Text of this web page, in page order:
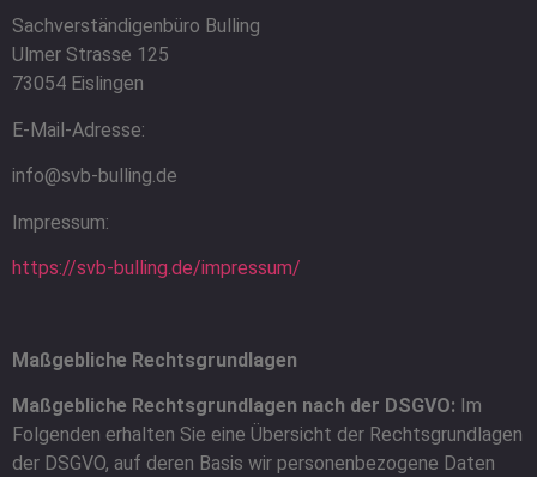
Sachverständigenbüro Bulling
Ulmer Strasse 125
73054 Eislingen
E-Mail-Adresse:
info@svb-bulling.de
Impressum:
https://svb-bulling.de/impressum/
Maßgebliche Rechtsgrundlagen
Maßgebliche Rechtsgrundlagen nach der DSGVO: Im
Folgenden erhalten Sie eine Übersicht der Rechtsgrundlagen
der DSGVO, auf deren Basis wir personenbezogene Daten